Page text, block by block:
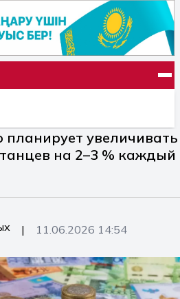
планирует увеличивать
на 2–3 % каждый
| 11.06.2026 14:54